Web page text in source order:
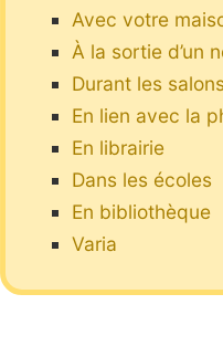
Avec votre
À la sortie d’un
Durant les
En lien avec la
En librairie
Dans les écoles
En bibliothèque
Varia